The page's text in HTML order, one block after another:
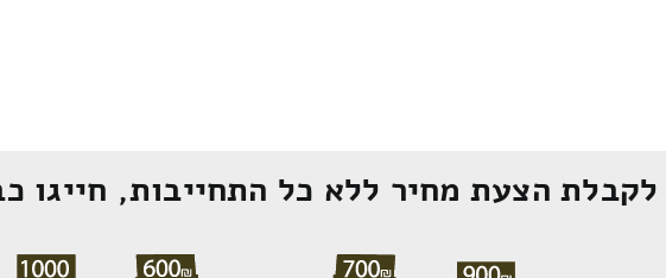
לקבלת הצעת מחיר ללא כל התחייבות, חייגו